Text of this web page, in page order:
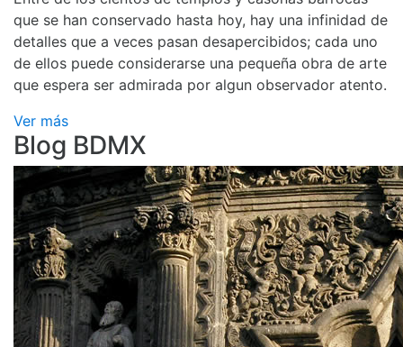
que se han conservado hasta hoy, hay una infinidad de
detalles que a veces pasan desapercibidos; cada uno
de ellos puede considerarse una pequeña obra de arte
que espera ser admirada por algun observador atento.
Ver más
Blog BDMX